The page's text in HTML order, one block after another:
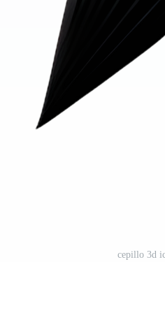
cepillo 3d